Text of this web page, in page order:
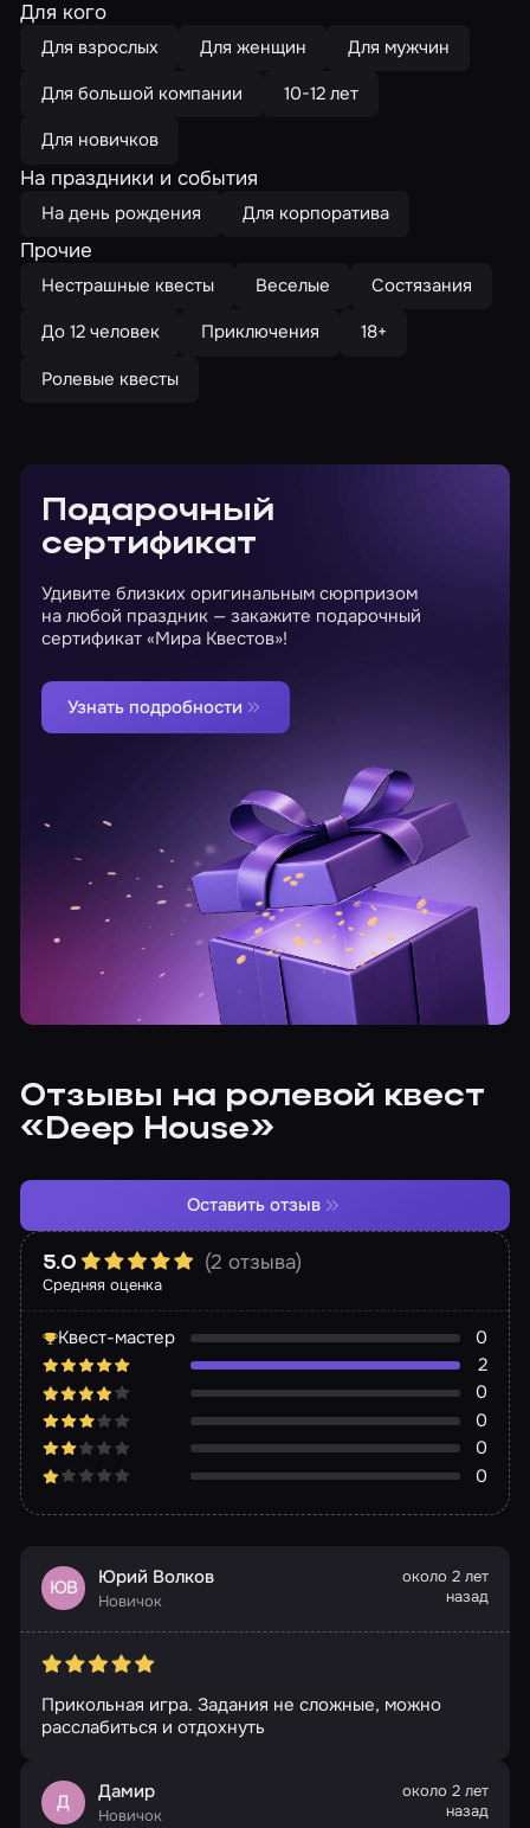
Для кого
Для взрослых Для женщин
Для мужчин
Для большой компании
10-12 лет
Для новичков
На праздники и события
На день рождения Для корпоратива
Прочие
Нестрашные квесты Веселые
Состязания
До 12 человек
Приключения
18+
Ролевые квесты
Подарочный
сертификат
Удивите близких оригинальным сюрпризом
на любой праздник — закажите подарочный
сертификат «Мира Квестов»!
Узнать подробности
Отзывы на ролевой квест
«Deep House»
Средняя оценка
5.0 (2 отзыва)
Квест-мастер
0
2
0
0
0
0
Оставить отзыв
ЮВ Юрий Волков
Новичок
около 2 лет
назад
Прикольная игра. Задания не сложные, можно
расслабиться и отдохнуть
Д Дамир
Новичок
около 2 лет
назад